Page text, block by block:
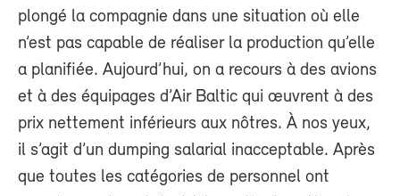
plongé la compagnie dans une situation où elle
n’est pas capable de réaliser la production qu’elle
a planifiée. Aujourd’hui, on a recours à des avions
et à des équipages d’Air Baltic qui œuvrent à des
prix nettement inférieurs aux nôtres. À nos yeux,
il s’agit d’un dumping salarial inacceptable. Après
que toutes les catégories de personnel ont